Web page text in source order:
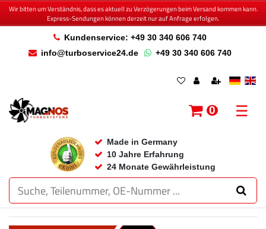
Wir bitten um Verständnis, dass es aktuell zu Verzögerungen beim Versand kommen kann.
Express-Sendungen können derzeit nur auf Anfrage erfolgen.
Kundenservice: +49 30 340 606 740
info@turboservice24.de
+49 30 340 606 740
Made in Germany
10 Jahre Erfahrung
24 Monate Gewährleistung
0 ☰